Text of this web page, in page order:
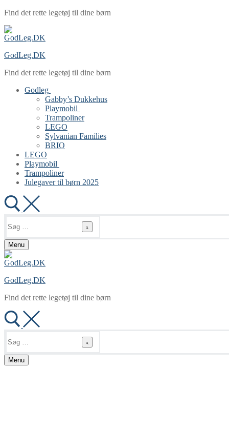
Spring
indhold
Menu
Luk
Find det rette legetøj til dine børn
GodLeg.DK
Find det rette legetøj til dine børn
Godleg
Gabby’s Dukkehus
Playmobil
Trampoliner
LEGO
Sylvanian Families
BRIO
LEGO
Playmobil
Trampoliner
Julegaver til børn 2025
efter:
Menu
GodLeg.DK
Find det rette legetøj til dine børn
efter:
Menu